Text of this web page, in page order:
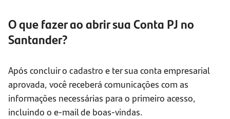
O que fazer ao abrir sua Conta PJ no
Santander?
Após concluir o cadastro e ter sua conta empresarial
aprovada, você receberá comunicações com as
informações necessárias para o primeiro acesso,
incluindo o e-mail de boas-vindas.